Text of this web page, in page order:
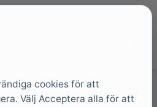
cookies för att
Välj Acceptera alla för att